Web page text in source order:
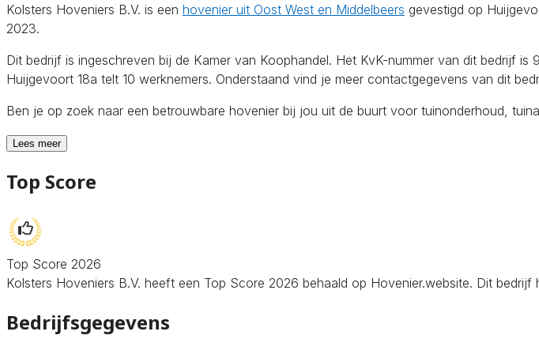
Kolsters Hoveniers B.V. is een hovenier uit Oost West en Middelbeers gevestigd op
2023.
Dit bedrijf is ingeschreven bij de Kamer van Koophandel. Het KvK-nummer van dit bedrijf
Huijgevoort 18a telt 10 werknemers. Onderstaand vind je meer contactgegevens van dit
Ben je op zoek naar een betrouwbare hovenier bij jou uit de buurt voor tuinonderhoud,
Lees meer
Top Score
Top Score 2026
Kolsters Hoveniers B.V. heeft een Top Score 2026 behaald op Hovenier.website. Dit
Bedrijfsgegevens